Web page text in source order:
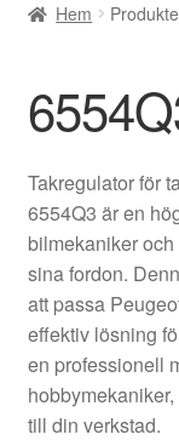
Betalningar
Integritetspolicy
Kolla upp
Kontakt
Mitt konto
Om oss
Hem
Takregulator för
6554Q3 är en
bilmekaniker
sina fordon.
att passa
effektiv lösning
en professionell
till din verkstad.